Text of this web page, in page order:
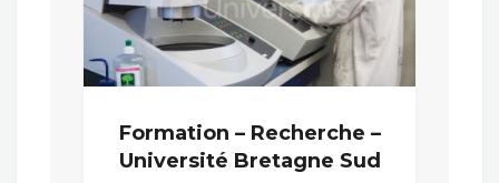
Formation – Recherche –
Université Bretagne Sud